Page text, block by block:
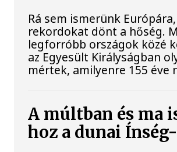
Rá sem ismerünk
rekordokat dönt a hőség.
legforróbb országok közé
az Egyesült Királyságban
mértek, amilyenre 155 éve
A múltban és ma
hoz a dunai